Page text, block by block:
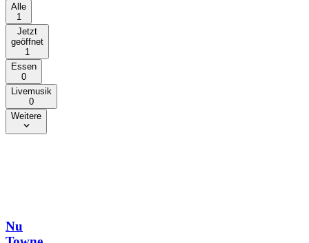
Alle
1
Jetzt
geöffnet
1
Essen
0
Livemusik
0
Weitere
Nu